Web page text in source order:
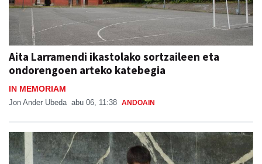
Aita Larramendi ikastolako sortzaileen eta
ondorengoen arteko katebegia
IN MEMORIAM
Jon Ander Ubeda abu 06, 11:38 ANDOAIN